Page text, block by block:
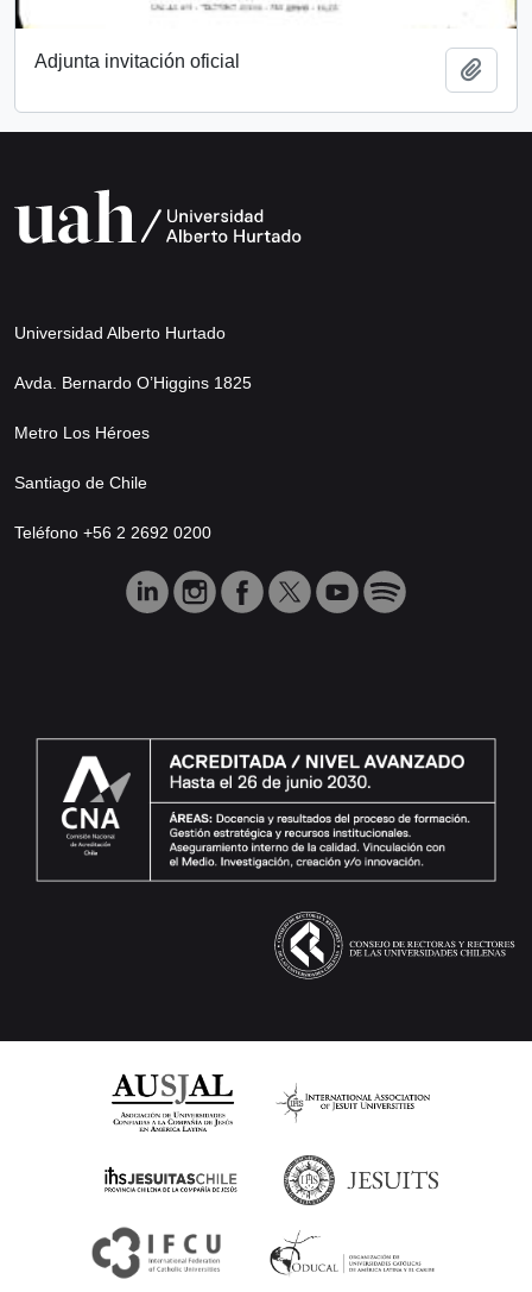
Adjunta invitación oficial
Universidad Alberto Hurtado
Avda. Bernardo O’Higgins 1825
Metro Los Héroes
Santiago de Chile
Teléfono +56 2 2692 0200